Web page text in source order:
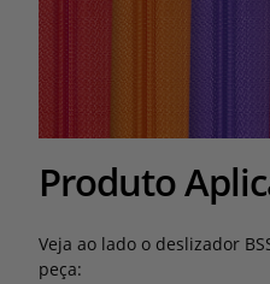
Produto
Veja ao lado o deslizador
peça: